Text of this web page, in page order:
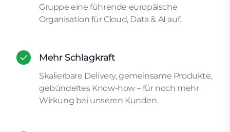
Gruppe eine führende europäische
Organisation für Cloud, Data & AI auf.
Mehr Schlagkraft
Skalierbare Delivery, gemeinsame Produkte,
gebündeltes Know-how – für noch mehr
Wirkung bei unseren Kunden.